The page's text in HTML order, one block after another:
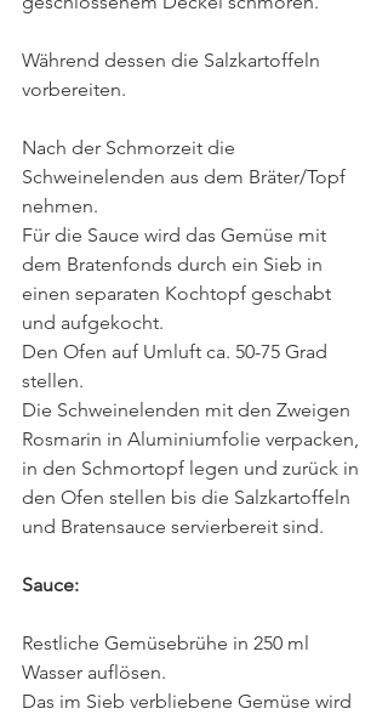
Während dessen die Salzkartoffeln
vorbereiten.
Nach der Schmorzeit die
Schweinelenden aus dem Bräter/Topf
nehmen.
Für die Sauce wird das Gemüse mit
dem Bratenfonds durch ein Sieb in
einen separaten Kochtopf geschabt
und aufgekocht.
Den Ofen auf Umluft ca. 50-75 Grad
stellen.
Die Schweinelenden mit den Zweigen
Rosmarin in Aluminiumfolie verpacken,
in den Schmortopf legen und zurück in
den Ofen stellen bis die Salzkartoffeln
und Bratensauce servierbereit sind.
Sauce:
Restliche Gemüsebrühe in 250 ml
Wasser auflösen.
Das im Sieb verbliebene Gemüse wird